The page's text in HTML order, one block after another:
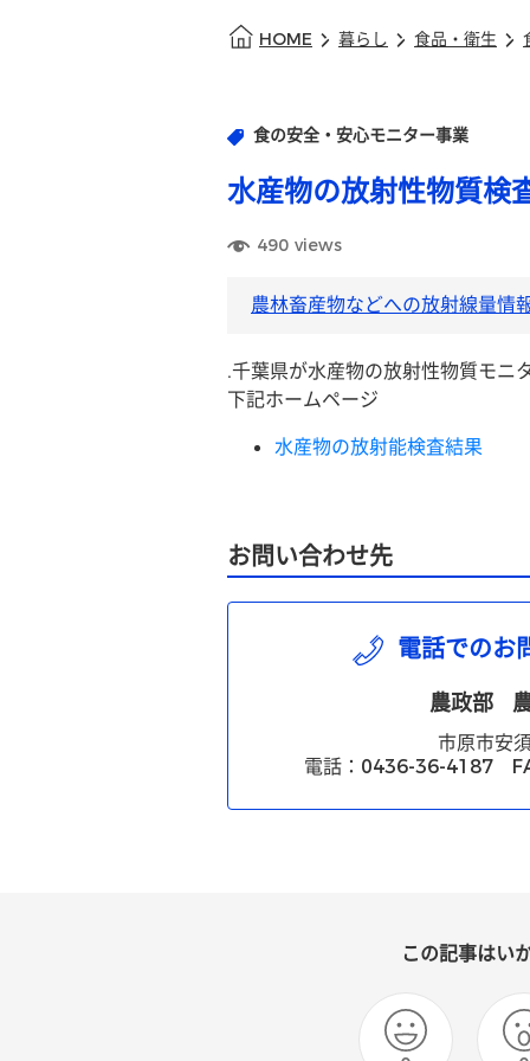
HOME 暮らし 食品・衛生
食の安全・安心モニター事業
水産物の放射性物質検
490 views
農林畜産物などへの放射線量情
.千葉県が水産物の放射性物質モニ
下記ホームページ
水産物の放射能検査結果
お問い合わせ先
電話でのお
農政部
市原市安
電話：0436-36-4187
この記事はい